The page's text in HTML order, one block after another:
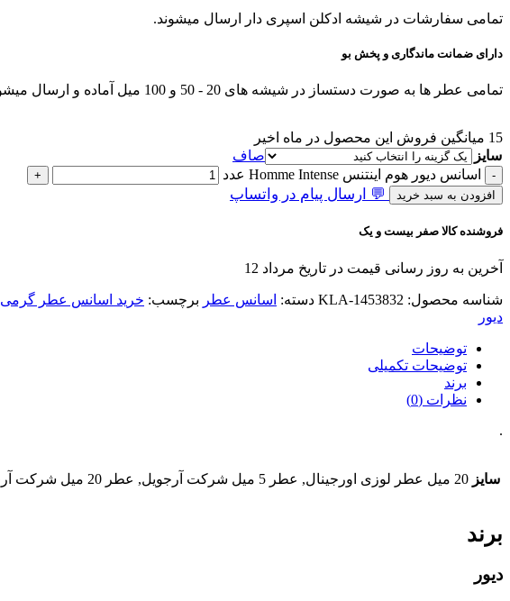
تمامی سفارشات در شیشه ادکلن اسپری دار ارسال میشوند.
دارای ضمانت ماندگاری و پخش بو
تمامی عطر ها به صورت دستساز در شیشه های 20 - 50 و 100 میل آماده و ارسال میشوند.
15 میانگین فروش این محصول در ماه اخیر
سایز
صاف
اسانس دیور هوم اینتنس Homme Intense عدد
افزودن به سبد خرید 💬 ارسال پیام در واتساپ
فروشنده کالا صفر بیست و یک
آخرین به روز رسانی قیمت در تاریخ مرداد 12
شناسه محصول: KLA-1453832 دسته: اسانس عطر برچسب: خرید اسانس عطر گرمی
دیور
توضیحات
توضیحات تکمیلی
برند
نظرات (0)
.
سایز 20 میل عطر لوزی اورجینال, عطر 5 میل شرکت آرجویل, عطر 20 میل شرکت آرجویل, عطر 50 میل شرکت آرجویل, عطر 100 میل شرکت آرجویل, 10 میل اسانس خالص + فیکساتور جدا
برند
دیور